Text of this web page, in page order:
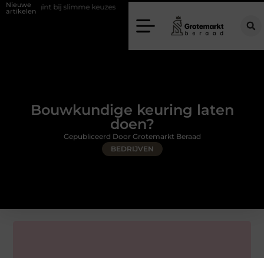
Nieuwe
artikelen
slimme keuzes Waarom kiezen voor een rijschool in Utrecht?
Bouwkundige keuring laten
doen?
BEDRIJVEN
Gepubliceerd Door Grotemarkt Beraad